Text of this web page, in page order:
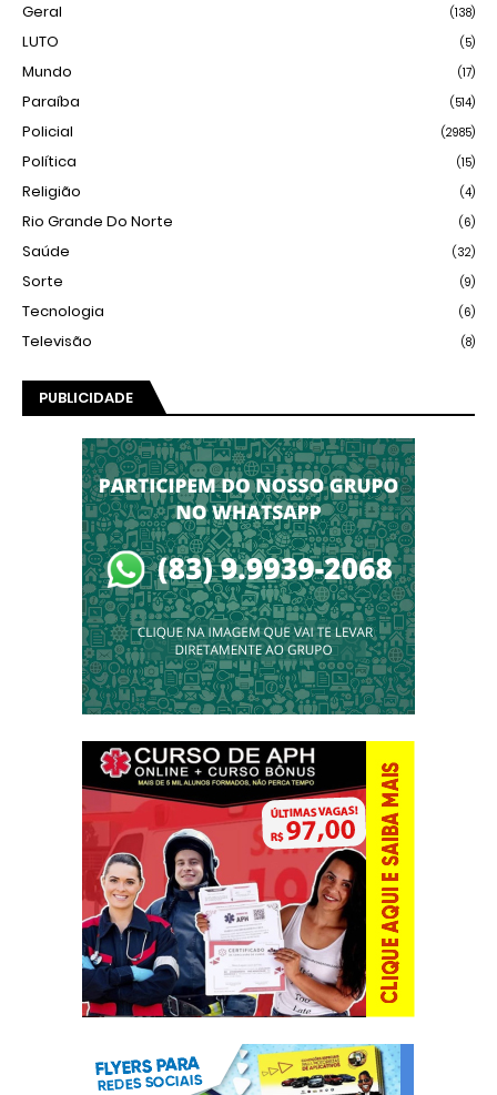
Geral (138)
LUTO (5)
Mundo (17)
Paraíba (514)
Policial (2985)
Política (15)
Religião (4)
Rio Grande Do Norte (6)
Saúde (32)
Sorte (9)
Tecnologia (6)
Televisão (8)
PUBLICIDADE